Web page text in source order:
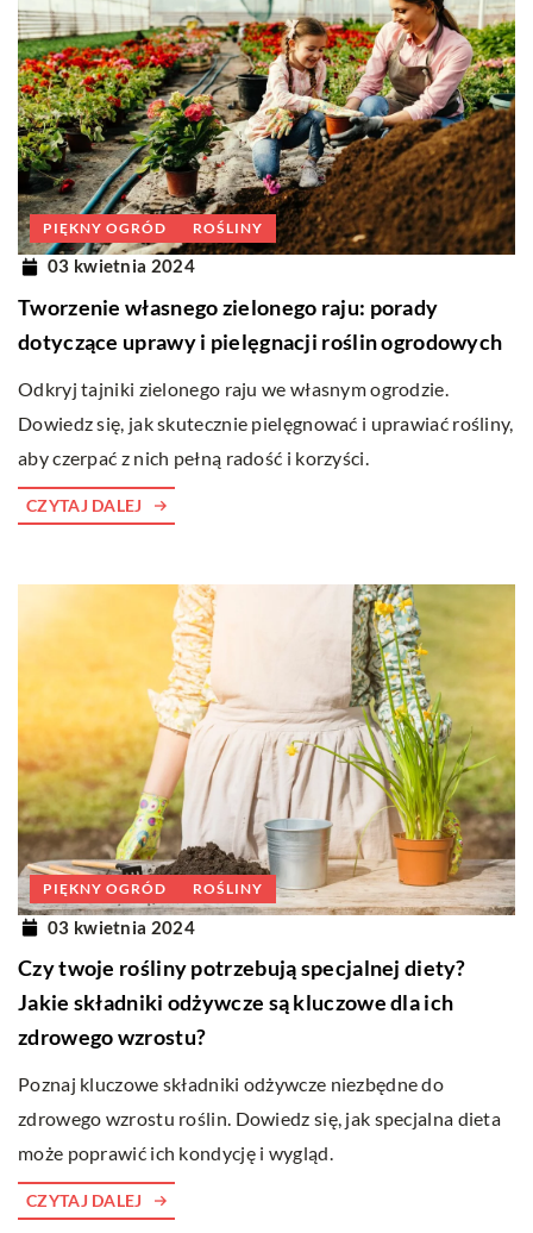
PIĘKNY OGRÓD ROŚLINY
03 kwietnia 2024
Tworzenie własnego zielonego raju: porady
dotyczące uprawy i pielęgnacji roślin ogrodowych
Odkryj tajniki zielonego raju we własnym ogrodzie.
Dowiedz się, jak skutecznie pielęgnować i uprawiać rośliny,
aby czerpać z nich pełną radość i korzyści.
CZYTAJ DALEJ
PIĘKNY OGRÓD ROŚLINY
03 kwietnia 2024
Czy twoje rośliny potrzebują specjalnej diety?
Jakie składniki odżywcze są kluczowe dla ich
zdrowego wzrostu?
Poznaj kluczowe składniki odżywcze niezbędne do
zdrowego wzrostu roślin. Dowiedz się, jak specjalna dieta
może poprawić ich kondycję i wygląd.
CZYTAJ DALEJ